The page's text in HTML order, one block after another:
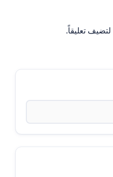
لتضيف تعليقاً.